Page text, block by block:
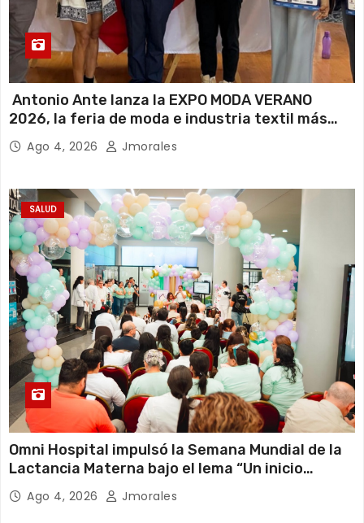
Antonio Ante lanza la EXPO MODA VERANO
2026, la feria de moda e industria textil más
importante del Ecuador
Ago 4, 2026 Jmorales
SALUD
Omni Hospital impulsó la Semana Mundial de la
Lactancia Materna bajo el lema “Un inicio
sostenible en cualquier circunstancia”
Ago 4, 2026 Jmorales